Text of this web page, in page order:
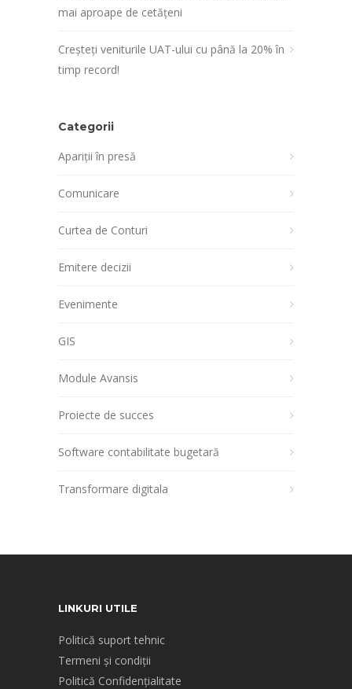
mai aproape de cetățeni
Creșteți veniturile UAT-ului cu până la 20% în
timp record!
Categorii
Apariții în presă
Comunicare
Curtea de Conturi
Emitere decizii
Evenimente
GIS
Module Avansis
Proiecte de succes
Software contabilitate bugetară
Transformare digitala
LINKURI UTILE
Politică suport tehnic
Termeni și condiții
Politică Confidențialitate